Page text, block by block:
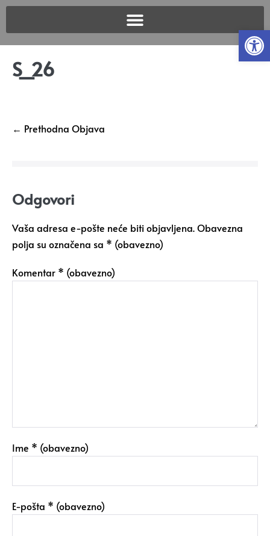
S_26
← Prethodna Objava
Odgovori
Vaša adresa e-pošte neće biti objavljena.Obavezna
polja su označena sa * (obavezno)
Komentar * (obavezno)
Ime * (obavezno)
E-pošta * (obavezno)